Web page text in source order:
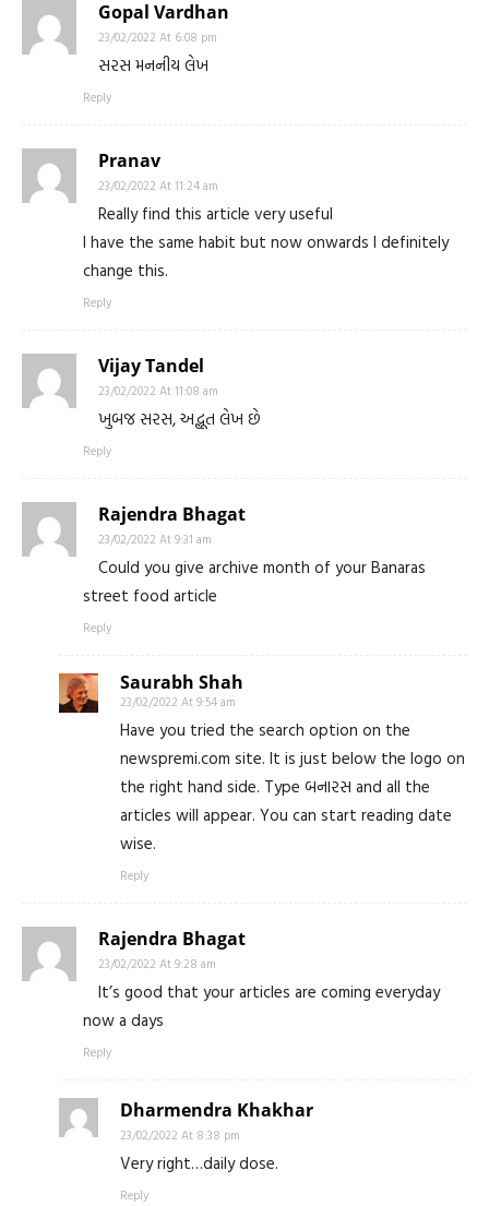
Gopal Vardhan
23/02/2022 At 6:08 pm
સરસ મનનીય લેખ
Reply
Pranav
23/02/2022 At 11:24 am
Really find this article very useful
I have the same habit but now onwards I definitely
change this.
Reply
Vijay Tandel
23/02/2022 At 11:08 am
ખુબજ સરસ, અદ્ભૂત લેખ છે
Reply
Rajendra Bhagat
23/02/2022 At 9:31 am
Could you give archive month of your Banaras
street food article
Reply
Saurabh Shah
23/02/2022 At 9:54 am
Have you tried the search option on the
newspremi.com site. It is just below the logo on
the right hand side. Type બનારસ and all the
articles will appear. You can start reading date
wise.
Reply
Rajendra Bhagat
23/02/2022 At 9:28 am
It’s good that your articles are coming everyday
now a days
Reply
Dharmendra Khakhar
23/02/2022 At 8:38 pm
Very right…daily dose.
Reply